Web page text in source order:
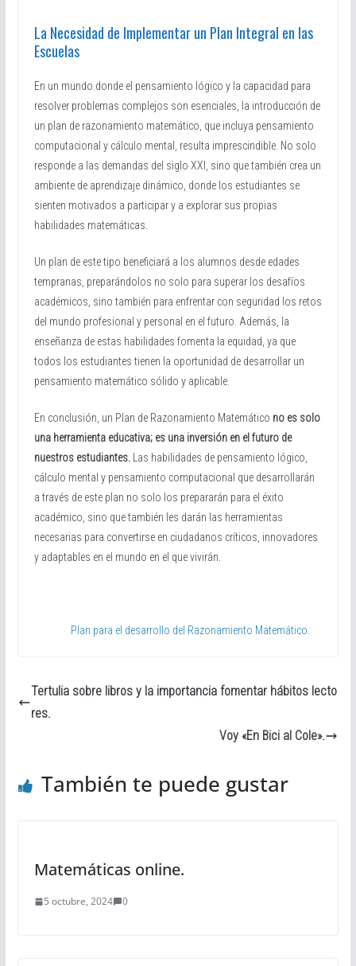
La Necesidad de Implementar un Plan Integral en las
Escuelas
En un mundo donde el pensamiento lógico y la capacidad para
resolver problemas complejos son esenciales, la introducción de
un plan de razonamiento matemático, que incluya pensamiento
computacional y cálculo mental, resulta imprescindible. No solo
responde a las demandas del siglo XXI, sino que también crea un
ambiente de aprendizaje dinámico, donde los estudiantes se
sienten motivados a participar y a explorar sus propias
habilidades matemáticas.
Un plan de este tipo beneficiará a los alumnos desde edades
tempranas, preparándolos no solo para superar los desafíos
académicos, sino también para enfrentar con seguridad los retos
del mundo profesional y personal en el futuro. Además, la
enseñanza de estas habilidades fomenta la equidad, ya que
todos los estudiantes tienen la oportunidad de desarrollar un
pensamiento matemático sólido y aplicable.
En conclusión, un Plan de Razonamiento Matemático no es solo
una herramienta educativa; es una inversión en el futuro de
nuestros estudiantes.Las habilidades de pensamiento lógico,
cálculo mental y pensamiento computacional que desarrollarán
a través de este plan no solo los prepararán para el éxito
académico, sino que también les darán las herramientas
necesarias para convertirse en ciudadanos críticos, innovadores
y adaptables en el mundo en el que vivirán.
Plan para el desarrollo del Razonamiento Matemático.
Tertulia sobre libros y la importancia fomentar hábitos lecto
res.
Voy «En Bici al Cole».
También te puede gustar
Matemáticas online.
5 octubre, 2024 0